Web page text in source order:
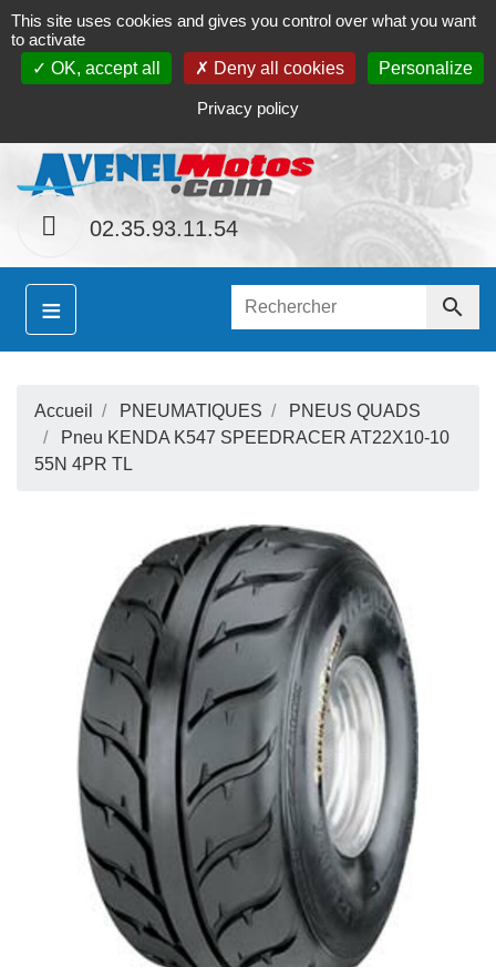
Contact Le magasin Mon compte
02.35.93.11.54
≡ 
Accueil PNEUMATIQUES
PNEUS QUADS
Pneu KENDA K547 SPEEDRACER AT22X10-10
55N 4PR TL
This site uses cookies and gives you control over what you want
to activate
OK, accept all
Deny all cookies Personalize
Privacy policy